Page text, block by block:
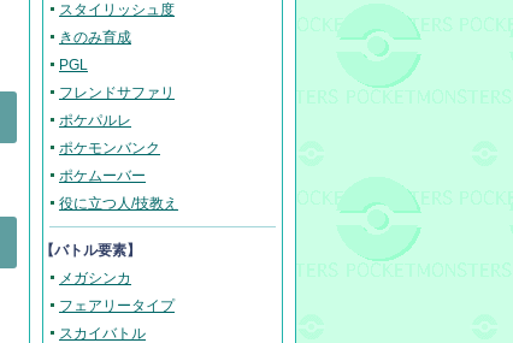
スタイリッシュ度
きのみ育成
PGL
フレンドサファリ
ポケパルレ
ポケモンバンク
ポケムーバー
役に立つ人/技教え
【バトル要素】
メガシンカ
フェアリータイプ
スカイバトル